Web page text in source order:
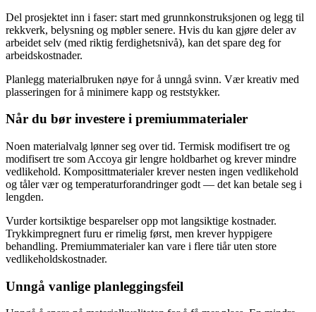
Del prosjektet inn i faser: start med grunnkonstruksjonen og legg til
rekkverk, belysning og møbler senere. Hvis du kan gjøre deler av
arbeidet selv (med riktig ferdighetsnivå), kan det spare deg for
arbeidskostnader.
Planlegg materialbruken nøye for å unngå svinn. Vær kreativ med
plasseringen for å minimere kapp og reststykker.
Når du bør investere i premiummaterialer
Noen materialvalg lønner seg over tid. Termisk modifisert tre og
modifisert tre som Accoya gir lengre holdbarhet og krever mindre
vedlikehold. Komposittmaterialer krever nesten ingen vedlikehold
og tåler vær og temperaturforandringer godt — det kan betale seg i
lengden.
Vurder kortsiktige besparelser opp mot langsiktige kostnader.
Trykkimpregnert furu er rimelig først, men krever hyppigere
behandling. Premiummaterialer kan vare i flere tiår uten store
vedlikeholdskostnader.
Unngå vanlige planleggingsfeil